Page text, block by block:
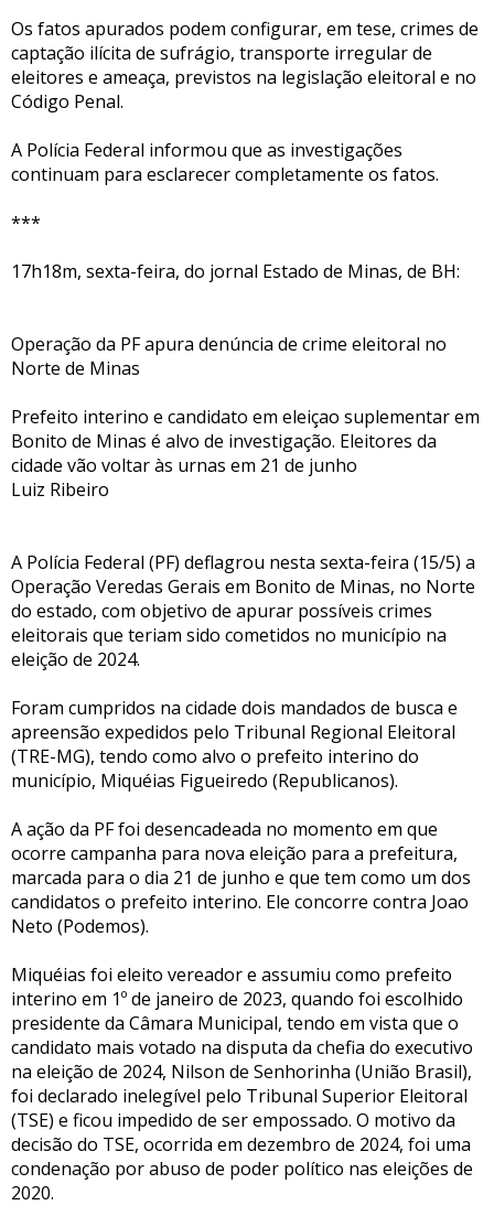
Os fatos apurados podem configurar, em tese, crimes de
captação ilícita de sufrágio, transporte irregular de
eleitores e ameaça, previstos na legislação eleitoral e no
Código Penal.
A Polícia Federal informou que as investigações
continuam para esclarecer completamente os fatos.
***
17h18m, sexta-feira, do jornal Estado de Minas, de BH:
Operação da PF apura denúncia de crime eleitoral no
Norte de Minas
Prefeito interino e candidato em eleiçao suplementar em
Bonito de Minas é alvo de investigação. Eleitores da
cidade vão voltar às urnas em 21 de junho
Luiz Ribeiro
A Polícia Federal (PF) deflagrou nesta sexta-feira (15/5) a
Operação Veredas Gerais em Bonito de Minas, no Norte
do estado, com objetivo de apurar possíveis crimes
eleitorais que teriam sido cometidos no município na
eleição de 2024.
Foram cumpridos na cidade dois mandados de busca e
apreensão expedidos pelo Tribunal Regional Eleitoral
(TRE-MG), tendo como alvo o prefeito interino do
município, Miquéias Figueiredo (Republicanos).
A ação da PF foi desencadeada no momento em que
ocorre campanha para nova eleição para a prefeitura,
marcada para o dia 21 de junho e que tem como um dos
candidatos o prefeito interino. Ele concorre contra Joao
Neto (Podemos).
Miquéias foi eleito vereador e assumiu como prefeito
interino em 1º de janeiro de 2023, quando foi escolhido
presidente da Câmara Municipal, tendo em vista que o
candidato mais votado na disputa da chefia do executivo
na eleição de 2024, Nilson de Senhorinha (União Brasil),
foi declarado inelegível pelo Tribunal Superior Eleitoral
(TSE) e ficou impedido de ser empossado. O motivo da
decisão do TSE, ocorrida em dezembro de 2024, foi uma
condenação por abuso de poder político nas eleições de
2020.